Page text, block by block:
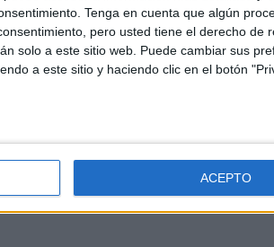
Tenga en cuenta que algún
pero usted tiene el derecho de
solo a este sitio web. Puede cambiar sus
a este sitio y haciendo clic en el botón
ACEPTO
los mismos por parte de los
publicidad e